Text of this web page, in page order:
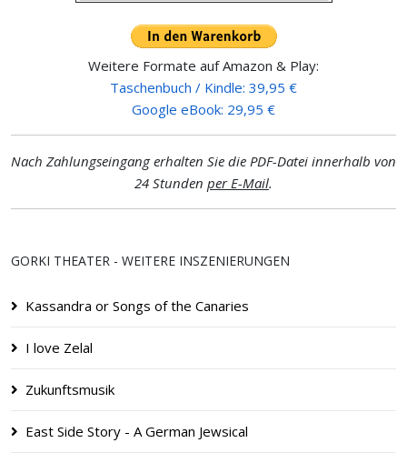
Weitere Formate auf Amazon & Play:
Taschenbuch / Kindle: 39,95 €
Google eBook: 29,95 €
Nach Zahlungseingang erhalten Sie die PDF-Datei innerhalb von
24 Stunden per E-Mail.
GORKI THEATER - WEITERE INSZENIERUNGEN
Kassandra or Songs of the Canaries
I love Zelal
Zukunftsmusik
East Side Story - A German Jewsical